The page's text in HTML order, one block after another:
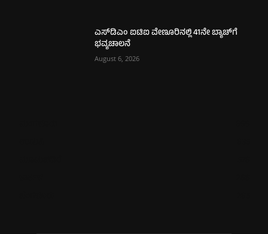
ಎಸ್‌ಡಿಎಂ ಐಟಿಐ ವೇಣೂರಿನಲ್ಲಿ 41ನೇ ಬ್ಯಾಚ್‌ಗೆ
ಭವ್ಯಚಾಲನೆ
August 6, 2026